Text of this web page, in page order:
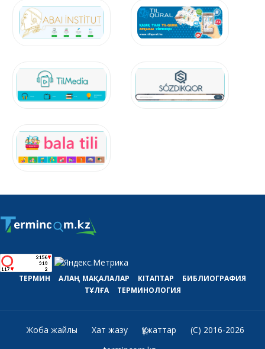
ТЕРМИН АЛАҢ МАҚАЛАЛАР КІТАПТАР
БИБЛИОГРАФИЯ
ТҰЛҒА
ТЕРМИНОЛОГИЯ
Жоба жайлы Хат жазу Құжаттар
(C) 2016-2026